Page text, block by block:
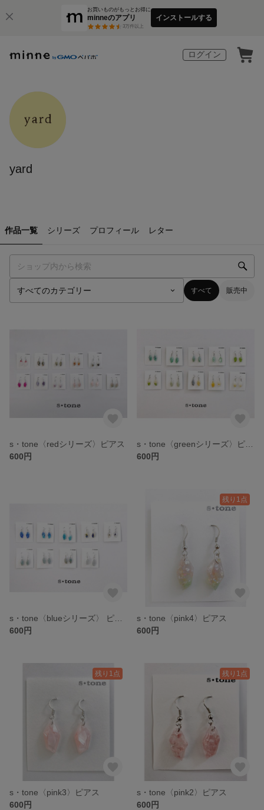
お買いものがもっとお得に
minneのアプリ
3万件以上
インストールする
ログイン
yard
作品一覧 シリーズ プロフィール レター
すべて 販売中
s・tone〈redシリーズ〉ピアス
600円
600円
600円
残り1点
s・tone〈pink4〉ピアス
600円
残り1点
s・tone〈pink3〉ピアス
600円
残り1点
s・tone〈pink2〉ピアス
600円